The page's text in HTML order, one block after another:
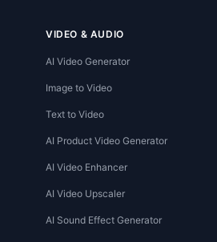
VIDEO & AUDIO
AI Video Generator
Image to Video
Text to Video
AI Product Video Generator
AI Video Enhancer
AI Video Upscaler
AI Sound Effect Generator